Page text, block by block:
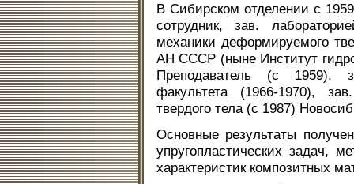
В Сибирском отделении с
сотрудник, зав.
механики деформируемого
АН СССР (ныне Институт
Преподаватель (с 1959),
факультета (1966-1970),
твердого тела (с 1987)
Основные результаты
упругопластических задач,
характеристик композитных